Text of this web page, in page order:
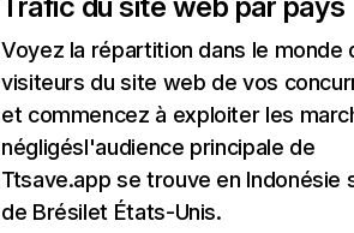
Voyez la répartition dans le monde
visiteurs du site web de vos
et commencez à exploiter les
négligésl'audience principale de
Ttsave.app se trouve en Indonésie
de Brésilet États-Unis.